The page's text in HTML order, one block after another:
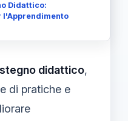
Didattico:
l'Apprendimento
didattico,
di pratiche e